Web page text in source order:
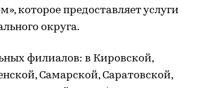
которое предоставляет услуги
округа.
филиалов: в Кировской,
Самарской, Саратовской,